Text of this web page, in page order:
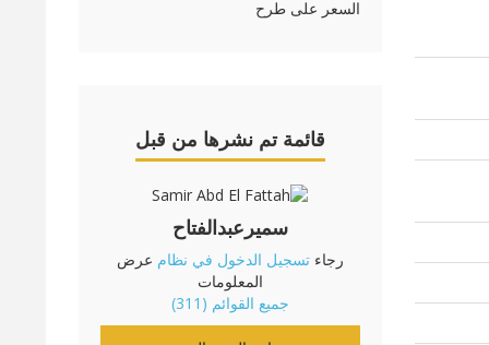
السعر على طرح
قائمة تم نشرها من قبل
سميرعبدالفتاح
رجاءتسجيل الدخول في نظام عرض
المعلومات
جميع القوائم (311)